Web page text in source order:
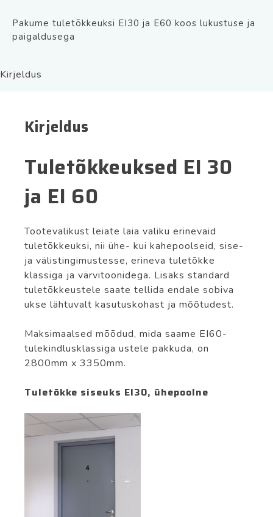
Pakume tuletõkkeuksi EI30 ja E60 koos lukustuse ja
paigaldusega
Kirjeldus
Kirjeldus
Tuletõkkeuksed EI 30
ja EI 60
Tootevalikust leiate laia valiku erinevaid
tuletõkkeuksi, nii ühe- kui kahepoolseid, sise-
ja välistingimustesse, erineva tuletõkke
klassiga ja värvitoonidega. Lisaks standard
tuletõkkeustele saate tellida endale sobiva
ukse lähtuvalt kasutuskohast ja mõõtudest.
Maksimaalsed mõõdud, mida saame EI60-
tulekindlusklassiga ustele pakkuda, on
2800mm x 3350mm.
Tuletõkke siseuks EI30, ühepoolne